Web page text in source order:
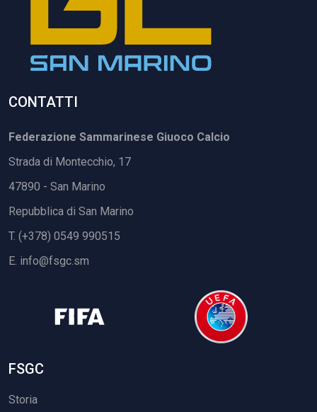
CONTATTI
Federazione Sammarinese Giuoco Calcio
Strada di Montecchio, 17
47890 - San Marino
Repubblica di San Marino
T. (+378) 0549 990515
E. info@fsgc.sm
FSGC
Storia